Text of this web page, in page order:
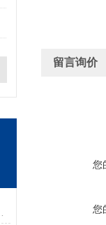
留言询价
您
您